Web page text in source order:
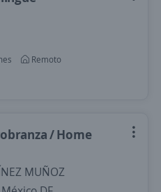
Remoto
/ Home
MUÑOZ